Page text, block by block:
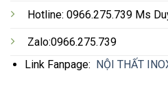
Hotline: 0966.275.739 Ms
Zalo:0966.275.739
Link Fanpage: NỘI THẤT